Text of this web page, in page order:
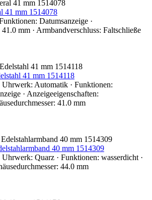
41 mm 1514078
Datumsanzeige ·
41.0 mm · Armbandverschluss: Faltschließe
41 mm 1514118
Uhrwerk: Automatik · Funktionen:
· Anzeigeeigenschaften:
41.0 mm
40 mm 1514309
Uhrwerk: Quarz · Funktionen: wasserdicht ·
44.0 mm